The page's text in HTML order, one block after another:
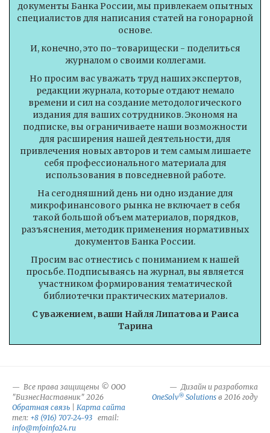
документы Банка России, мы привлекаем опытных
специалистов для написания статей на гонорарной
основе.
И, конечно, это по-товарищески - поделиться
журналом о своими коллегами.
Но просим вас уважать труд наших экспертов,
редакции журнала, которые отдают немало
времени и сил на создание методологического
издания для ваших сотрудников. Экономя на
подписке, вы ограничиваете наши возможности
для расширения нашей деятельности, для
привлечения новых авторов и тем самым лишаете
себя профессионального материала для
использования в повседневной работе.
На сегодняшний день ни одно издание для
микрофинансового рынка не включает в себя
такой большой объем материалов, порядков,
разъяснения, методик применения нормативных
документов Банка России.
Просим вас отнестись с пониманием к нашей
просьбе. Подписываясь на журнал, вы является
участником формирования тематической
библиотечки практических материалов.
С уважением, ваши Найля Липатова и Раиса
Тарина
Все права защищены © ООО
"БизнесНаставник" 2026
Обратная связь
Карта сайта
тел: +8 (916) 707-24-93 email:
info@mfoinfo24.ru
Дизайн и разработка
OneSolv® Solutions в 2016 году